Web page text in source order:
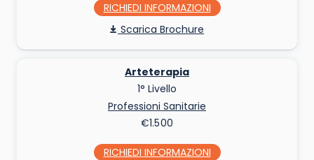
RICHIEDI INFO
Scarica Brochure
Arteterapia
1° Livello
Professioni Sanitarie
€1.500
RICHIEDI INFO